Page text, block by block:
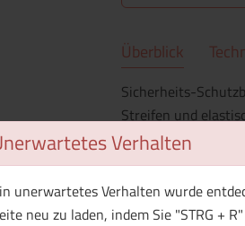
Verhalten
unerwartetes Verhalten wurde
neu zu laden, indem Sie "STRG +
Überblick
Sicherheits-
Streifen und
Menge